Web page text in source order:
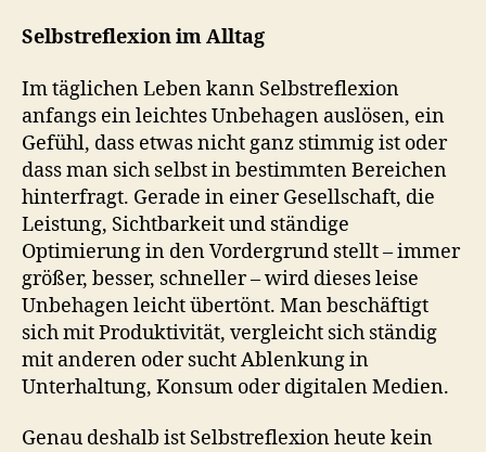
Selbstreflexion im Alltag
Im täglichen Leben kann Selbstreflexion
anfangs ein leichtes Unbehagen auslösen, ein
Gefühl, dass etwas nicht ganz stimmig ist oder
dass man sich selbst in bestimmten Bereichen
hinterfragt. Gerade in einer Gesellschaft, die
Leistung, Sichtbarkeit und ständige
Optimierung in den Vordergrund stellt – immer
größer, besser, schneller – wird dieses leise
Unbehagen leicht übertönt. Man beschäftigt
sich mit Produktivität, vergleicht sich ständig
mit anderen oder sucht Ablenkung in
Unterhaltung, Konsum oder digitalen Medien.
Genau deshalb ist Selbstreflexion heute kein